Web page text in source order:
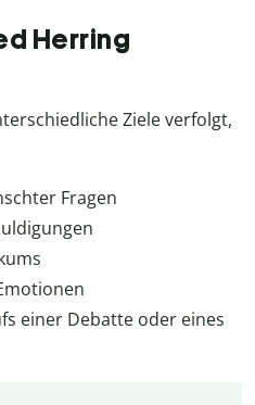
Herring
Ziele verfolgt,
Fragen
einer Debatte oder eines